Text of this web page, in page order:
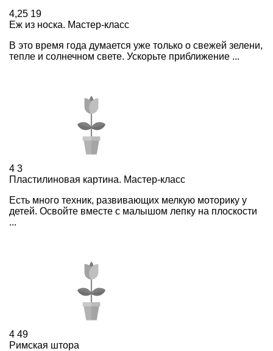
4,25 19
Еж из носка. Мастер-класс
В это время года думается уже только о свежей зелени,
тепле и солнечном свете. Ускорьте приближение ...
4 3
Пластилиновая картина. Мастер-класс
Есть много техник, развивающих мелкую моторику у
детей. Освойте вместе с малышом лепку на плоскости
...
4 49
Римская штора